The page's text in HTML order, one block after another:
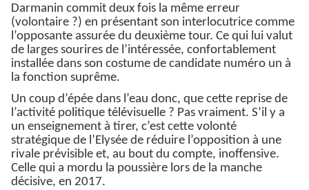
Darmanin commit deux fois la même erreur
(volontaire ?) en présentant son interlocutrice comme
l’opposante assurée du deuxième tour. Ce qui lui valut
de larges sourires de l’intéressée, confortablement
installée dans son costume de candidate numéro un à
la fonction suprême.
Un coup d’épée dans l’eau donc, que cette reprise de
l’activité politique télévisuelle ? Pas vraiment. S’il y a
un enseignement à tirer, c’est cette volonté
stratégique de l’Elysée de réduire l’opposition à une
rivale prévisible et, au bout du compte, inoffensive.
Celle qui a mordu la poussière lors de la manche
décisive, en 2017.